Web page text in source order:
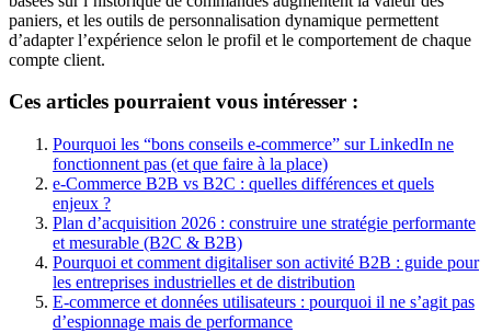
paniers, et les outils de personnalisation dynamique permettent
d’adapter l’expérience selon le profil et le comportement de chaque
compte client.
Ces articles pourraient vous intéresser :
Pourquoi les “bons conseils e-commerce” sur LinkedIn ne
fonctionnent pas (et que faire à la place)
e-Commerce B2B vs B2C : quelles différences et quels
enjeux ?
Plan d’acquisition 2026 : construire une stratégie performante
et mesurable (B2C & B2B)
Pourquoi et comment digitaliser son activité B2B : guide pour
les entreprises industrielles et de distribution
E-commerce et données utilisateurs : pourquoi il ne s’agit pas
d’espionnage mais de performance